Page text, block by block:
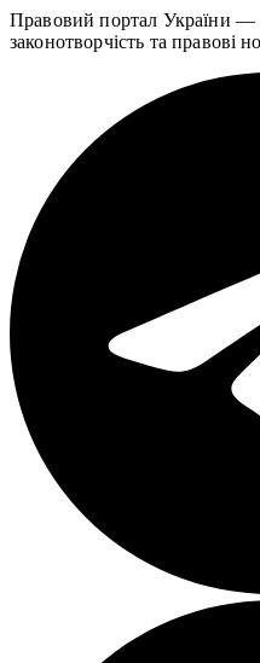
Правовий портал України —
законотворчість та правові